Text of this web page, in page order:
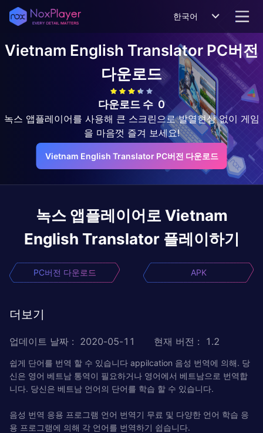
한국어
Vietnam English Translator PC버전
다운로드
다운로드 수 0
녹스 앱플레이어를 사용해 큰 스크린으로 발열현상 없이 게임
을 마음껏 즐겨 보세요!
Vietnam English Translator PC버전 다운로드
녹스 앱플레이어로 Vietnam
English Translator 플레이하기
PC버전 다운로드 APK
더보기
업데이트 날짜 : 2020-05-11 현재 버전 : 1.2
쉽게 단어를 번역 할 수 있습니다 appilcation 음성 번역에 의해. 당
신은 영어 베트남 통역이 필요하거나 영어에서 베트남으로 번역합
니다. 당신은 베트남 언어의 단어를 학습 할 수 있습니다.
음성 번역 응용 프로그램 언어 번역기 무료 및 다양한 언어 학습 응
용 프로그램에 의해 각 언어를 번역하기 쉽습니다.